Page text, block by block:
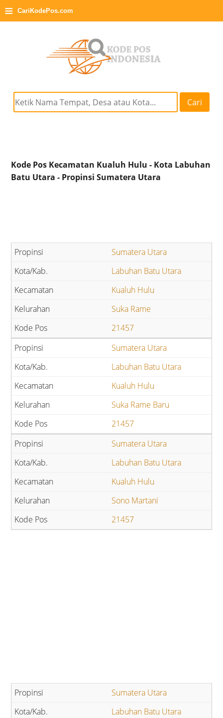
≡ CariKodePos.com
Cari
Kode Pos Kecamatan Kualuh Hulu - Kota Labuhan
Batu Utara - Propinsi Sumatera Utara
Sumatera Utara
Labuhan Batu Utara
Kualuh Hulu
Suka Rame
21457
Sumatera Utara
Labuhan Batu Utara
Kualuh Hulu
Suka Rame Baru
21457
Sumatera Utara
Labuhan Batu Utara
Kualuh Hulu
Sono Martani
21457
Sumatera Utara
Labuhan Batu Utara